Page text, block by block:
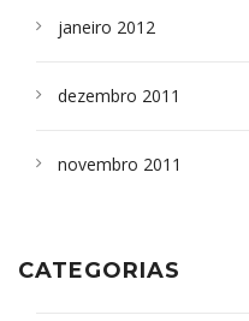
janeiro 2012
dezembro 2011
novembro 2011
CATEGORIAS